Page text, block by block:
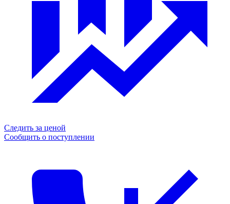
Следить за ценой
Сообщить о поступлении